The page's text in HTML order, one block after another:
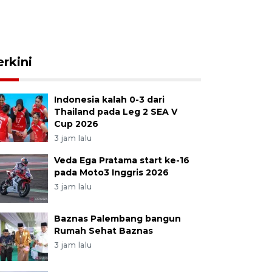
Indonesia kalah 0-3 dari
Thailand pada Leg 2 SEA V
Cup 2026
3 jam lalu
Veda Ega Pratama start ke-16
pada Moto3 Inggris 2026
3 jam lalu
Baznas Palembang bangun
Rumah Sehat Baznas
3 jam lalu